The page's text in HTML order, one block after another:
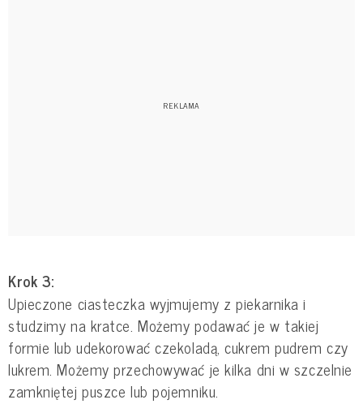
Krok 3:
Upieczone ciasteczka wyjmujemy z piekarnika i
studzimy na kratce. Możemy podawać je w takiej
formie lub udekorować czekoladą, cukrem pudrem czy
lukrem. Możemy przechowywać je kilka dni w szczelnie
zamkniętej puszce lub pojemniku.